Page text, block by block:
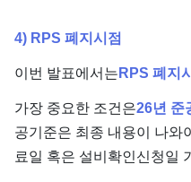
4) RPS 폐지시점
이번 발표에서는 RPS 폐지
가장 중요한 조건은26년 준
공기준은 최종 내용이 나와
료일 혹은 설비확인신청일